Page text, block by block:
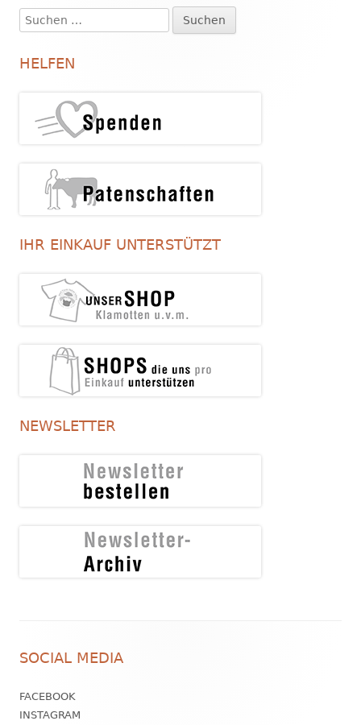
Haupt-
Seitenleiste
Suchen
nach:
HELFEN
IHR EINKAUF UNTERSTÜTZT
NEWSLETTER
Inhalt
SOCIAL MEDIA
FACEBOOK
INSTAGRAM